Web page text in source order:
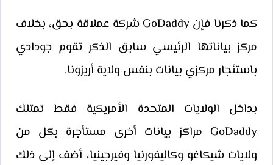
كما ذكرنا فإن GoDaddy شركة عملاقة بحق، بخلاف
مركز بياناتها الرئيسي سابق الذكر تقوم جودادي
باستئجار مركزي بيانات بنفس ولاية أريزونا.
بداخل الولايات المتحدة الأمريكية فقط تمتلك
GoDaddy مراكز بيانات أخرى مستأجرة بكل من
ولايات شيكاغو وكاليفورنيا وفيرجينيا، أضف إلى ذلك